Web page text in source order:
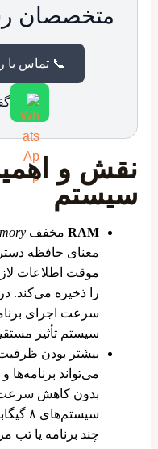
متخصصان
📞 تماس با رسام:
سیستم
RAMمخفف
معنای حافظه
موقت اطلاعات
را ذخیره می‌کند.
سرعت اجرای
سیستم تأثیر
بیشتر بودن
می‌تواند
بدون کاهش سرعت
چند برنامه یا تب